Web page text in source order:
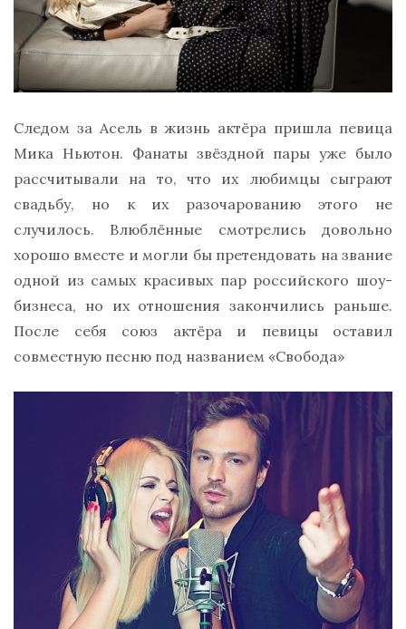
Следом за Асель в жизнь актёра пришла певица
Мика Ньютон. Фанаты звёздной пары уже было
рассчитывали на то, что их любимцы сыграют
свадьбу, но к их разочарованию этого не
случилось. Влюблённые смотрелись довольно
хорошо вместе и могли бы претендовать на звание
одной из самых красивых пар российского шоу-
бизнеса, но их отношения закончились раньше.
После себя союз актёра и певицы оставил
совместную песню под названием «Свобода»